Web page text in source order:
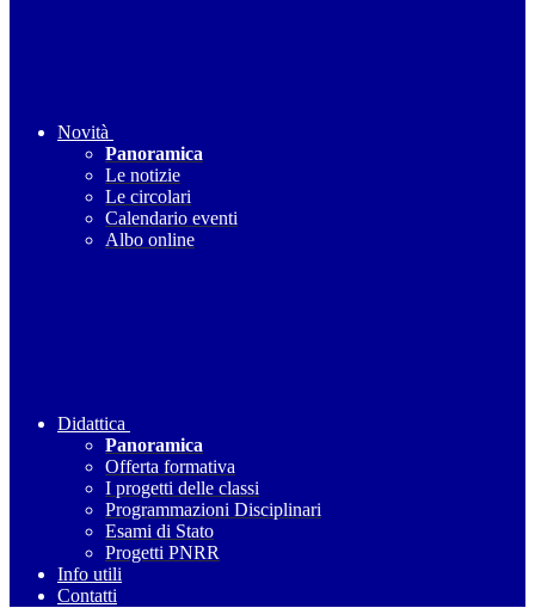
Novità
Panoramica
Le notizie
Le circolari
Calendario eventi
Albo online
Didattica
Panoramica
Offerta formativa
I progetti delle classi
Programmazioni Disciplinari
Esami di Stato
Progetti PNRR
Info utili
Contatti